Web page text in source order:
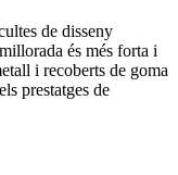
de disseny
és més forta i
i recoberts de goma
prestatges de